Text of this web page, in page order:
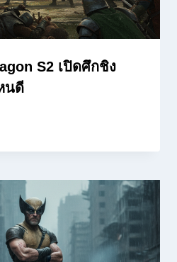
S2 เปิดศึกชิง
นดี